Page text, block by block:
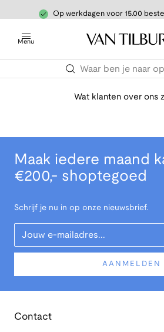
Op werkdagen voor 15.00
Menu
Wat klanten over ons
Maak iedere maand
€200,- shoptegoed
Schrijf je nu in op onze nieuwsbrief.
Your Email
AANMELDEN
Contact